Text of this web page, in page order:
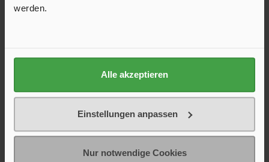
werden.
Alle akzeptieren
Einstellungen anpassen
Nur notwendige Cookies
Kompaktlager 39/72 x 37 mm
19,00 €*